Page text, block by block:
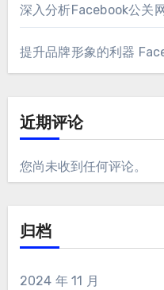
深入分析Facebook公关
提升品牌形象的利器
近期评论
您尚未收到任何评论。
归档
2024 年 11 月